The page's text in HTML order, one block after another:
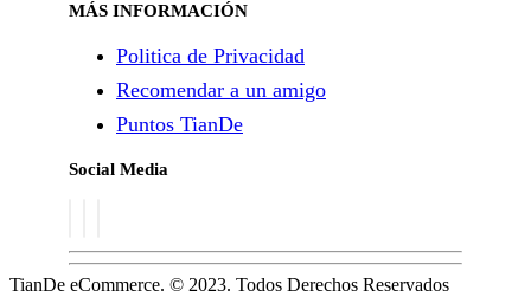
MÁS INFORMACIÓN
Politica de Privacidad
Recomendar a un amigo
Puntos TianDe
Social Media
TianDe eCommerce. © 2023. Todos Derechos Reservados